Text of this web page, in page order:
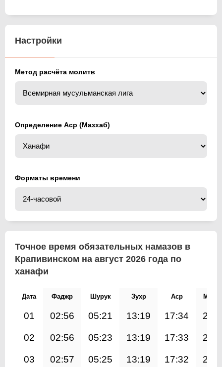
Настройки
Метод расчёта молитв
Определение Аср (Мазхаб)
Форматы времени
Точное время обязательных намазов в
Крапивинском на август 2026 года по
ханафи
Дата Фаджр Шурук Зухр Аср
01 02:56 05:21 13:19 17:34
02 02:56 05:23 13:19 17:33
03 02:57 05:25 13:19 17:32